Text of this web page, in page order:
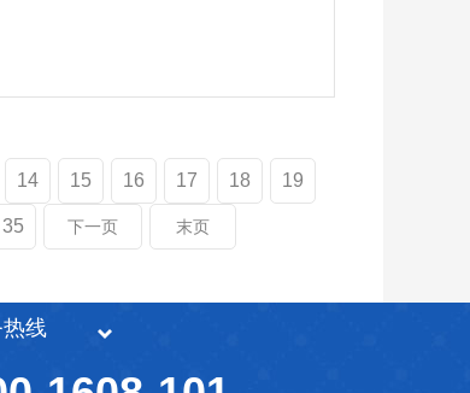
14 15 16 17 18 19
35 下一页 末页
热线